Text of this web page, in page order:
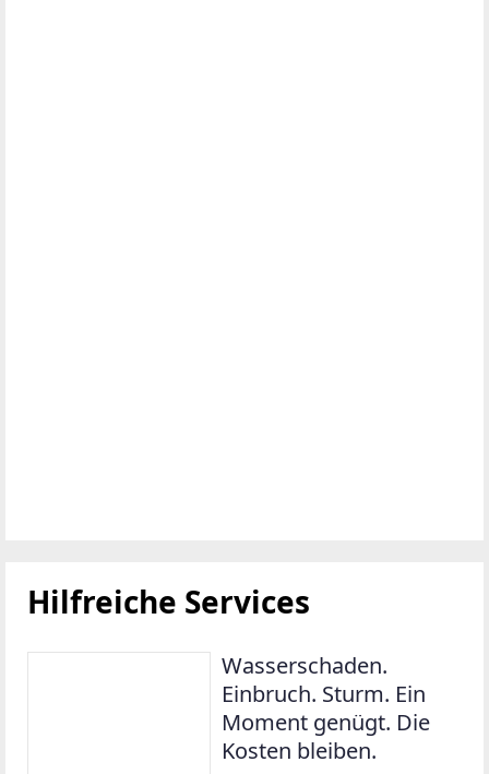
Hilfreiche Services
Wasserschaden.
Einbruch. Sturm. Ein
Moment genügt. Die
Kosten bleiben.